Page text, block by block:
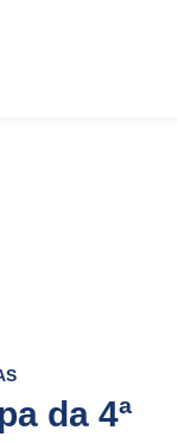
da 4ª